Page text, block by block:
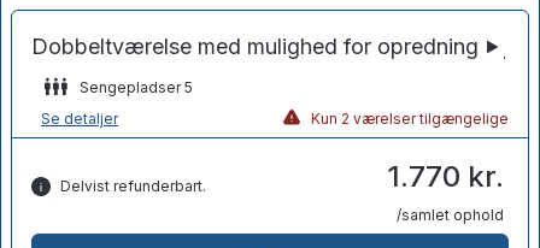
Sengepladser 5
Se detaljer
Kun 2 værelser tilgængelige
Delvist refunderbart. 1.770 kr.
/samlet ophold